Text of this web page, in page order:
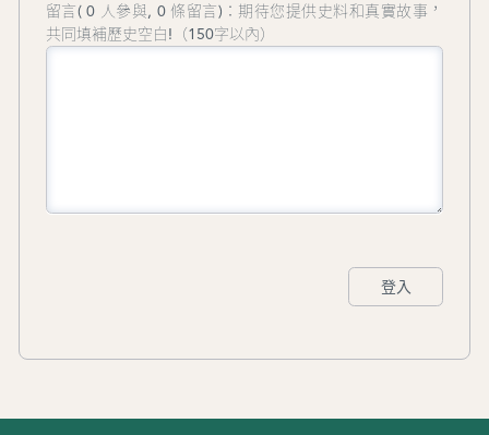
留言( 0 人參與, 0 條留言)：期待您提供史料和真實故事，
共同填補歷史空白!（150字以內）
登入